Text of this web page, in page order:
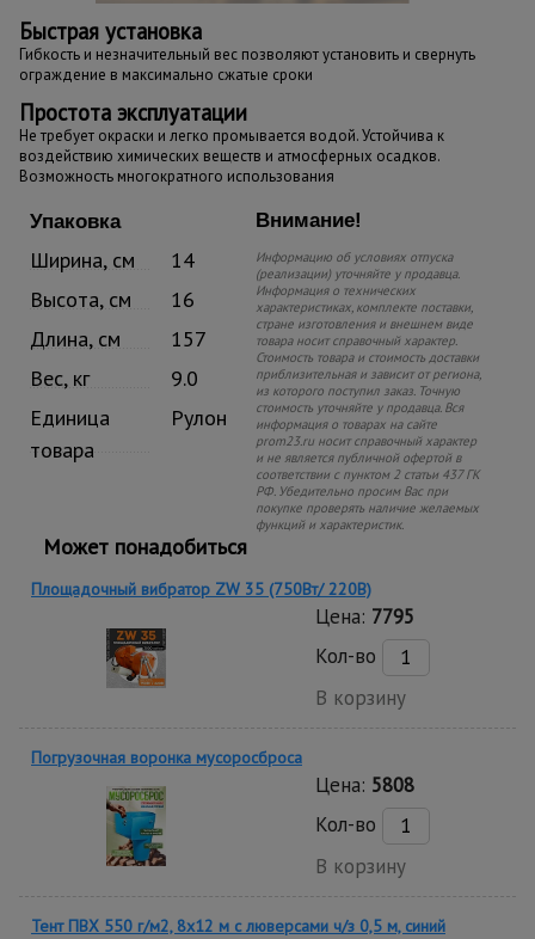
Быстрая установка
Гибкость и незначительный вес позволяют установить и свернуть
ограждение в максимально сжатые сроки
Простота эксплуатации
Не требует окраски и легко промывается водой. Устойчива к
воздействию химических веществ и атмосферных осадков.
Возможность многократного использования
Упаковка
Ширина, см
14
Высота, см
16
Длина, см
157
Вес, кг
9.0
Единица
товара
Рулон
Внимание!
Информацию об условиях отпуска
(реализации) уточняйте у продавца.
Информация о технических
характеристиках, комплекте поставки,
стране изготовления и внешнем виде
товара носит справочный характер.
Стоимость товара и стоимость доставки
приблизительная и зависит от региона,
из которого поступил заказ. Точную
стоимость уточняйте у продавца. Вся
информация о товарах на сайте
prom23.ru носит справочный характер
и не является публичной офертой в
соответствии с пунктом 2 статьи 437 ГК
РФ. Убедительно просим Вас при
покупке проверять наличие желаемых
функций и характеристик.
Может понадобиться
Площадочный вибратор ZW 35 (750Вт/ 220В)
Цена: 7795
Кол-во
В корзину
Погрузочная воронка мусоросброса
Цена: 5808
Кол-во
В корзину
Тент ПВХ 550 г/м2, 8х12 м с люверсами ч/з 0,5 м, синий